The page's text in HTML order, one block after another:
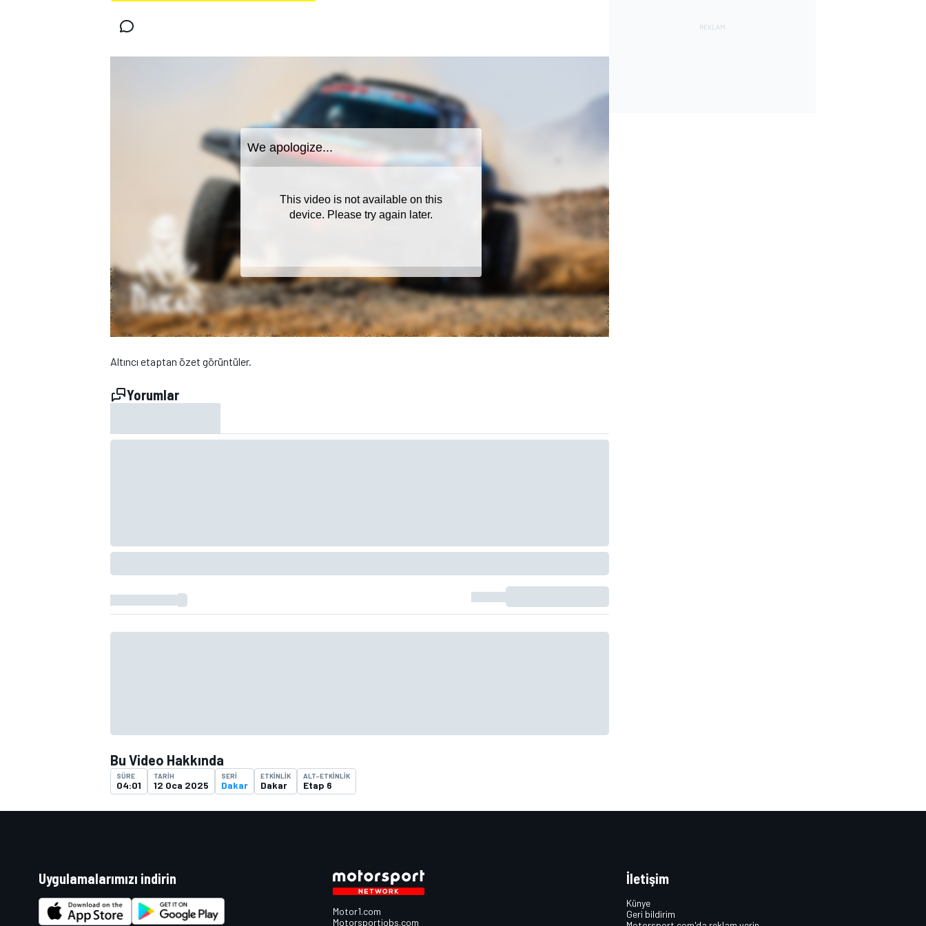
MOTOGP
WORLD SUPERBIKE
WRC
Altıncı etaptan özet görüntüler.
Yorumlar
Bu Video Hakkında
SÜRE
04:01
TARIH
12 Oca 2025
SERI
Dakar
ETKINLIK
Dakar
ALT-ETKINLIK
Etap 6
Uygulamalarımızı indirin
Motor1.com
Motorsportjobs.com
İletişim
Künye
Geri bildirim